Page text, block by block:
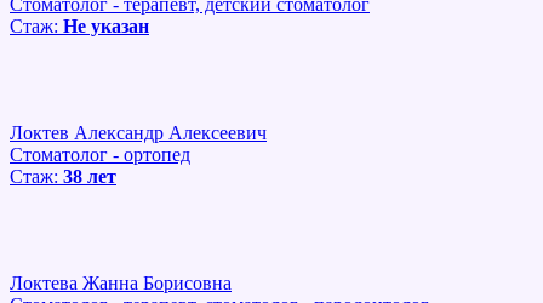
Стаж: Не указан
Локтев Александр Алексеевич
Стоматолог - ортопед
Стаж: 38 лет
Локтева Жанна Борисовна